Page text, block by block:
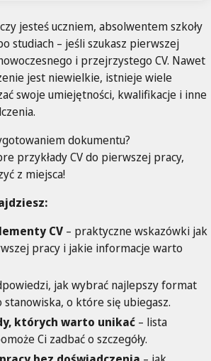
jesteś uczniem, absolwentem szkoły
studiach – jeśli szukasz pierwszej
i przejrzystego CV. Nawet
jest niewielkie, istnieje wiele
swoje umiejętności, kwalifikacje i inne
dokumentu?
przykłady CV do pierwszej pracy,
z miejsca!
CV – praktyczne wskazówki jak
pracy i jakie informacje warto
jak wybrać najlepszy format
stanowiska, o które się ubiegasz.
których warto unikać – lista
Ci zadbać o szczegóły.